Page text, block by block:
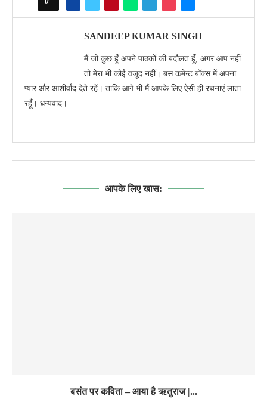
SANDEEP KUMAR SINGH
मैं जो कुछ हूँ अपने पाठकों की बदौलत हूँ, अगर आप नहीं
तो मेरा भी कोई वजूद नहीं। बस कमेन्ट बॉक्स में अपना
प्यार और आशीर्वाद देते रहें। ताकि आगे भी मैं आपके लिए ऐसी ही रचनाएं लाता
रहूँ। धन्यवाद।
आपके लिए खास:
बसंत पर कविता – आया है ऋतुराज |...